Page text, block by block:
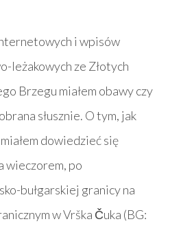
i wpisów
leżakowych ze Złotych
Brzegu miałem obawy czy
słusznie. O tym, jak
dowiedzieć się
wieczorem, po
bułgarskiej granicy na
w Vrška Čuka (BG: